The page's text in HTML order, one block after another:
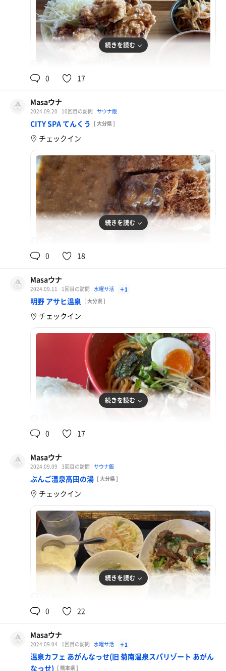
からあげ定食
続きを読む
0 17
Masaウナ
2024.09.20 10回目の訪問 サウナ飯
CITY SPA てんくう [ 大分県 ]
チェックイン
とんかつカレー
続きを読む
0 18
Masaウナ
2024.09.11 1回目の訪問 水曜サ活 ＋1
明野 アサヒ温泉 [ 大分県 ]
チェックイン
元祖ビビン冷麺、ごはん
続きを読む
0 17
Masaウナ
2024.09.09 3回目の訪問 サウナ飯
ぶんご温泉高田の湯 [ 大分県 ]
チェックイン
ニラレバ定食
続きを読む
0 22
Masaウナ
2024.09.04 1回目の訪問 水曜サ活 ＋1
温泉カフェ あがんなっせ(旧 菊南温泉スパリゾート あがん
なっせ) [ 熊本県 ]